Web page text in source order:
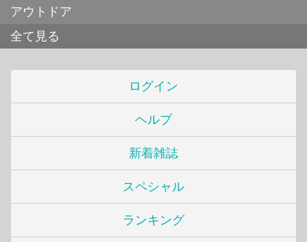
アウトドア
全て見る
ログイン
ヘルプ
新着雑誌
スペシャル
ランキング